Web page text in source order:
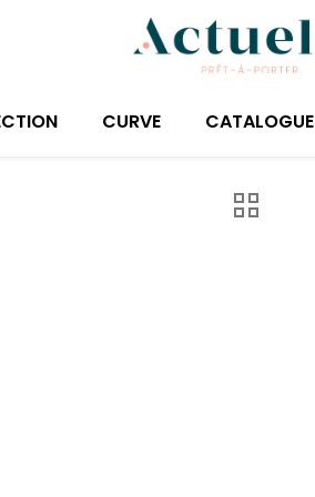
CURVE CATALOGUE